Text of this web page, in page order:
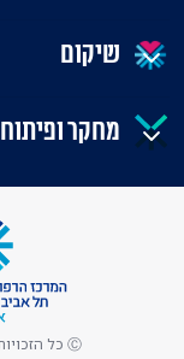
שיקום
מחקר ופיתוח
Ⓒ כל הזכויות שמורות לאיכילוב